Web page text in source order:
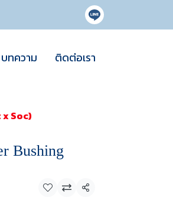
บทความ ติดต่อเรา
Soc)
Bushing
แชร์